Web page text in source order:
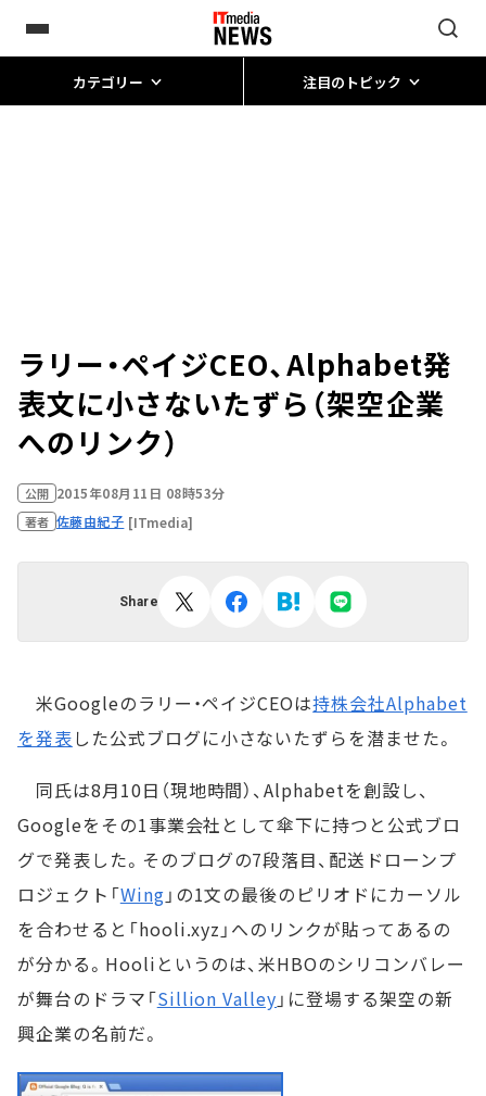
カテゴリー 注目のトピック
ラリー・ペイジCEO、Alphabet発
表文に小さないたずら（架空企業
へのリンク）
公開 2015年08月11日 08時53分
著者 佐藤由紀子 [ITmedia]
Share
米Googleのラリー・ペイジCEOは持株会社Alphabet
を発表した公式ブログに小さないたずらを潜ませた。
同氏は8月10日（現地時間）、Alphabetを創設し、
Googleをその1事業会社として傘下に持つと公式ブロ
グで発表した。そのブログの7段落目、配送ドローンプ
ロジェクト「Wing 」の1文の最後のピリオドにカーソル
を合わせると「hooli.xyz」へのリンクが貼ってあるの
が分かる。Hooliというのは、米HBOのシリコンバレー
が舞台のドラマ「Sillion Valley 」に登場する架空の新
興企業の名前だ。